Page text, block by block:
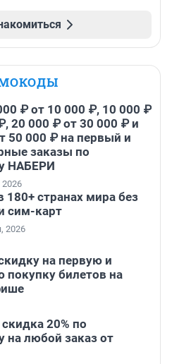
₽ от 10 000 ₽, 10 000 ₽
20 000 ₽ от 30 000 ₽ и
50 000 ₽ на первый и
заказы по
НАБЕРИ
2026
180+ странах мира без
сим-карт
2026
на первую и
покупку билетов на
скидка 20% по
на любой заказ от